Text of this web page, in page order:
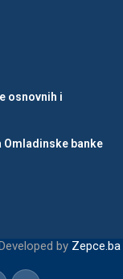
osnovnih i
banke
by Zepce.ba